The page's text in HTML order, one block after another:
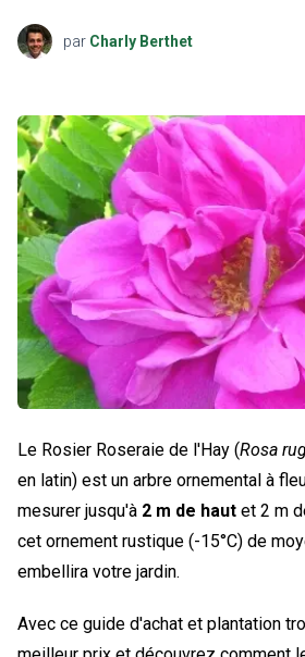
par Charly Berthet
Le Rosier Roseraie de l'Hay (Rosa
en latin) est un arbre ornemental à
mesurer jusqu'à 2 m de haut et 2 m
cet ornement rustique (-15°C) de
embellira votre jardin.
Avec ce guide d'achat et plantation